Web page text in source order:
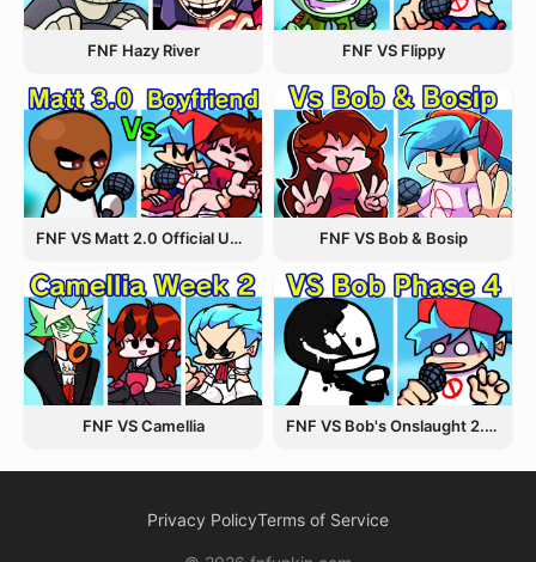
FNF Hazy River FNF VS Flippy
FNF VS Matt 2.0 Official Update FNF VS Bob & Bosip
FNF VS Camellia FNF VS Bob's Onslaught 2.0 Update
Privacy PolicyTerms of Service